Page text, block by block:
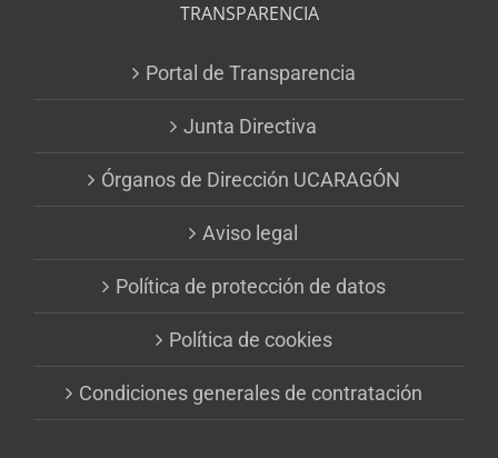
TRANSPARENCIA
Portal de Transparencia
Junta Directiva
Órganos de Dirección UCARAGÓN
Aviso legal
Política de protección de datos
Política de cookies
Condiciones generales de contratación